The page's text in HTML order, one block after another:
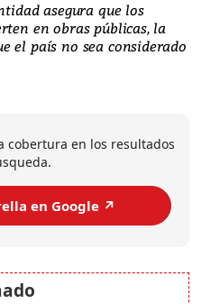
asegura que los
en obras públicas, la
el país no sea considerado
cobertura en los resultados
en Google ↗️